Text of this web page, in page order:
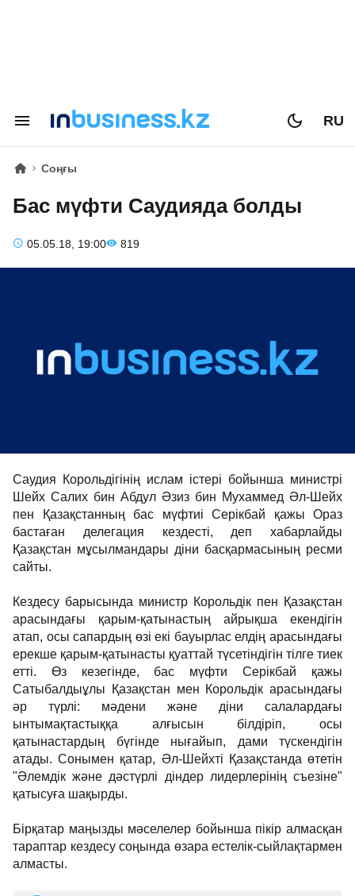
RU
Соңғы
Бас мүфти Саудияда болды
05.05.18, 19:00 819
Саудия Корольдігінің ислам істері бойынша министрі
Шейх Салих бин Абдул Әзиз бин Мухаммед Әл-Шейх
пен Қазақстанның бас мүфтиі Серікбай қажы Ораз
бастаған делегация кездесті, деп хабарлайды
Қазақстан мұсылмандары діни басқармасының ресми
сайты.
Кездесу барысында министр Корольдік пен Қазақстан
арасындағы қарым-қатынастың айрықша екендігін
атап, осы сапардың өзі екі бауырлас елдің арасындағы
ерекше қарым-қатынасты қуаттай түсетіндігін тілге тиек
етті. Өз кезегінде, бас мүфти Серікбай қажы
Сатыбалдыұлы Қазақстан мен Корольдік арасындағы
әр түрлі: мәдени және діни салалардағы
ынтымақтастыққа алғысын білдіріп, осы
қатынастардың бүгінде нығайып, дами түскендігін
атады. Сонымен қатар, Әл-Шейхті Қазақстанда өтетін
"Әлемдік және дәстүрлі діндер лидерлерінің съезіне"
қатысуға шақырды.
Бірқатар маңызды мәселелер бойынша пікір алмасқан
тараптар кездесу соңында өзара естелік-сыйлақтармен
алмасты.